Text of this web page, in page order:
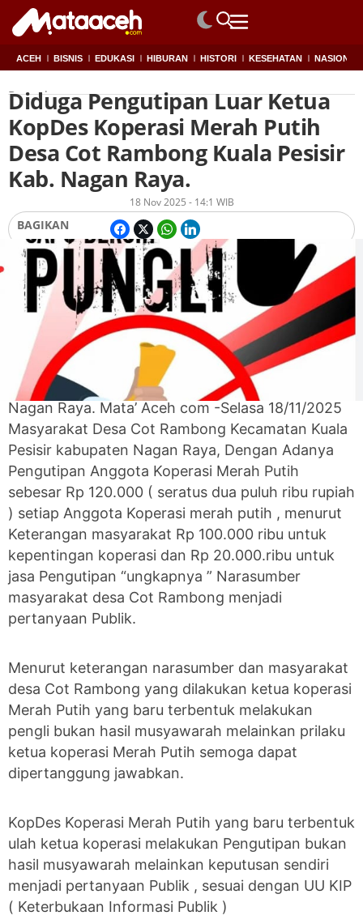
ACEH BISNIS EDUKASI HIBURAN HISTORI KESEHATAN NASIONAL
Beranda
Diduga Pengutipan Luar Ketua
KopDes Koperasi Merah Putih
Desa Cot Rambong Kuala Pesisir
Kab. Nagan Raya.
18 Nov 2025 - 14:1 WIB
BAGIKAN
Nagan Raya. Mata’ Aceh com -Selasa 18/11/2025
Masyarakat Desa Cot Rambong Kecamatan Kuala
Pesisir kabupaten Nagan Raya, Dengan Adanya
Pengutipan Anggota Koperasi Merah Putih
sebesar Rp 120.000 ( seratus dua puluh ribu rupiah
) setiap Anggota Koperasi merah putih , menurut
Keterangan masyarakat Rp 100.000 ribu untuk
kepentingan koperasi dan Rp 20.000.ribu untuk
jasa Pengutipan “ungkapnya ” Narasumber
masyarakat desa Cot Rambong menjadi
pertanyaan Publik.
Menurut keterangan narasumber dan masyarakat
desa Cot Rambong yang dilakukan ketua koperasi
Merah Putih yang baru terbentuk melakukan
pengli bukan hasil musyawarah melainkan prilaku
ketua koperasi Merah Putih semoga dapat
dipertanggung jawabkan.
KopDes Koperasi Merah Putih yang baru terbentuk
ulah ketua koperasi melakukan Pengutipan bukan
hasil musyawarah melainkan keputusan sendiri
menjadi pertanyaan Publik , sesuai dengan UU KIP
( Keterbukaan Informasi Publik )